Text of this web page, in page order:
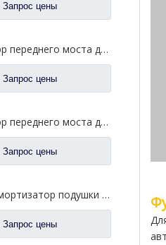
Запрос цены
Амортизатор переднего моста для запасных частей 2905010-13U грузовика FAW Jiefang J6
Запрос цены
Амортизатор переднего моста для запасных частей 2905010-71A грузовика FAW Jiefang J6 J6p
Запрос цены
Передний амортизатор подушки безопасности для запасных частей 5001025A1063-C00 грузовика FAW Jiefang Jh6
Запрос цены